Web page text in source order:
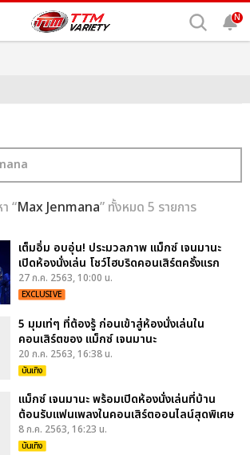
N
“Max Jenmana” ทั้งหมด 5 รายการ
เต็มอิ่ม อบอุ่น! ประมวลภาพ แม็กซ์ เจนมานะ
เปิดห้องนั่งเล่น โชว์ไฮบริดคอนเสิร์ตครั้งแรก
27 ก.ค. 2563, 10:00 น.
EXCLUSIVE
5 มุมเท่ๆ ที่ต้องรู้ ก่อนเข้าสู่ห้องนั่งเล่นใน
คอนเสิร์ตของ แม็กซ์ เจนมานะ
20 ก.ค. 2563, 16:38 น.
บันเทิง
แม็กซ์ เจนมานะ พร้อมเปิดห้องนั่งเล่นที่บ้าน
ต้อนรับแฟนเพลงในคอนเสิร์ตออนไลน์สุดพิเศษ
8 ก.ค. 2563, 16:23 น.
บันเทิง